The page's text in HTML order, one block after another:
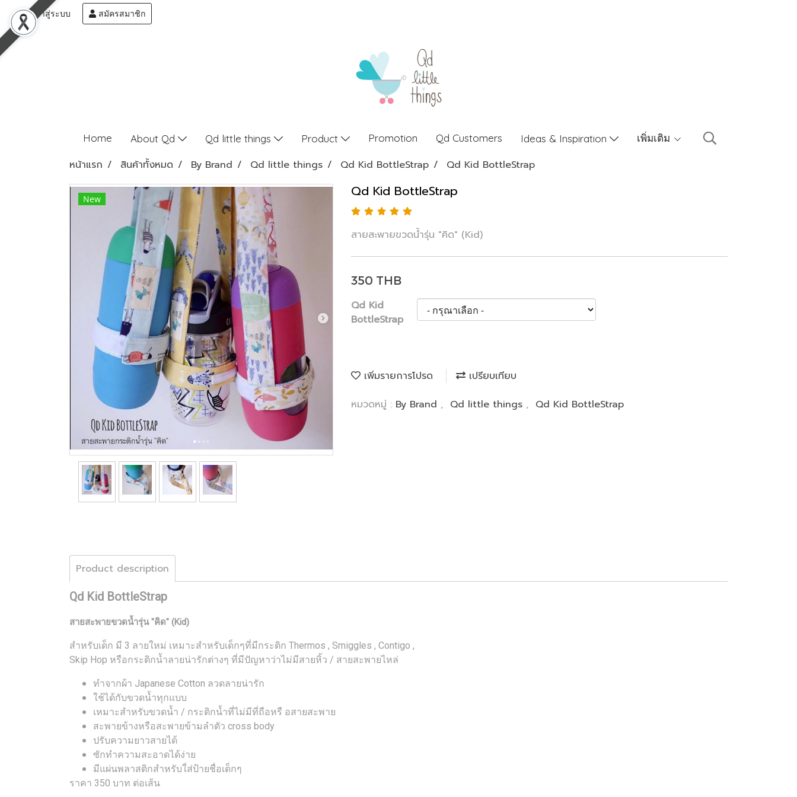
เข้าสู่ระบบ สมัครสมาชิก
Home About Qd Qd little things Product Promotion Qd Customers Ideas & Inspiration เพิ่มเติม
หน้าแรก สินค้าทั้งหมด By Brand Qd little things Qd Kid BottleStrap Qd Kid BottleStrap
New Qd Kid BottleStrap
สายสะพายขวดน้ำรุ่น "คิด" (Kid)
350 THB
Qd Kid
BottleStrap
เพิ่มรายการโปรด
เปรียบเทียบ
หมวดหมู่ : By Brand , Qd little things , Qd Kid BottleStrap
Product description
Qd Kid BottleStrap
สายสะพายขวดน้ำรุ่น "คิด" (Kid)
สำหรับเด็ก มี 3 ลายใหม่ เหมาะสำหรับเด็กๆที่มีกระติก Thermos , Smiggles , Contigo ,
Skip Hop หรือกระติกน้ำลายน่ารักต่างๆ ที่มีปัญหาว่าไม่มีสายหิ้ว / สายสะพายไหล่
ทำจากผ้า Japanese Cotton ลวดลายน่ารัก
ใช้ได้กับขวดน้ำทุกแบบ
เหมาะสำหรับขวดน้ำ / กระติกน้ำที่ไม่มีที่ถือหรื อสายสะพาย
สะพายข้างหรือสะพายข้ามลำตัว cross body
ปรับความยาวสายได้
ซักทำความสะอาดได้ง่าย
มีแผ่นพลาสติกสำหรับใ่ส่ป้ายชื่อเด็กๆ
ราคา 350 บาท ต่อเส้น